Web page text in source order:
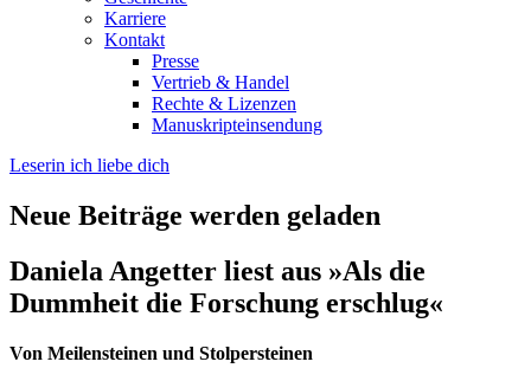
Karriere
Kontakt
Presse
Vertrieb & Handel
Rechte & Lizenzen
Manuskripteinsendung
Leserin ich liebe dich
Neue Beiträge werden geladen
Daniela Angetter liest aus »Als die
Dummheit die Forschung erschlug«
Von Meilensteinen und Stolpersteinen